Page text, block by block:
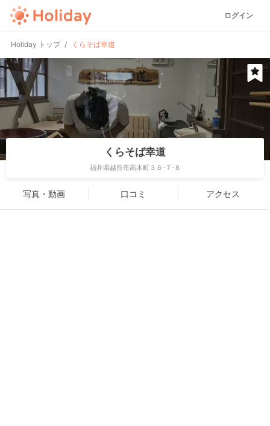
ログイン
Holiday トップ くらそば幸道
くらそば幸道
福井県越前市高木町３６-７-８
写真・動画 口コミ アクセス